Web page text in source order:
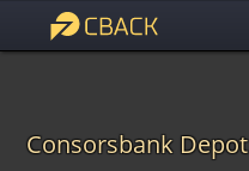
Consorsbank Depot